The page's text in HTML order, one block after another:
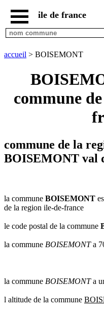
accueil
paris
communes
communes
seine
marne
communes
communes
val
oise
val
communes
radar
ile de france
accueil > BOISEMONT
commune
commune de la
BOISEMONT val
la commune BOISEMONT
de la region ile-de-france
le code postal de la commune
la commune BOISEMONTa
la commune BOISEMONTa
l altitude de la commune